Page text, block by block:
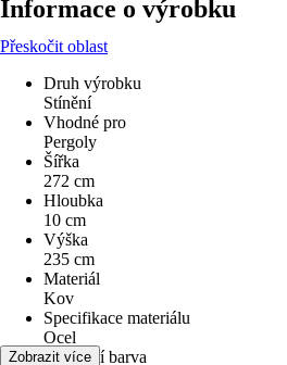
Informace o výrobku
Přeskočit oblast
Druh výrobku
Stínění
Vhodné pro
Pergoly
Šířka
272 cm
Hloubka
10 cm
Výška
235 cm
Materiál
Kov
Specifikace materiálu
Ocel
Základní barva
Zobrazit více